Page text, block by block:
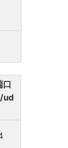
口
ud